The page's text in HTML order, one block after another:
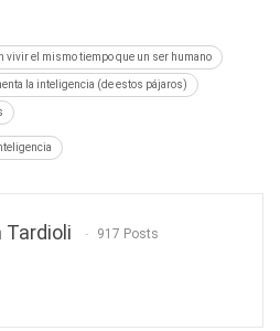
vivir el mismo tiempo que un ser humano
la inteligencia (de estos pájaros)
Tardioli 917 Posts